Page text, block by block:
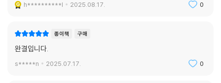
h**********l 2025.08.17. 0
종이책 구매
완결입니다.
s*****n 2025.07.17. 0